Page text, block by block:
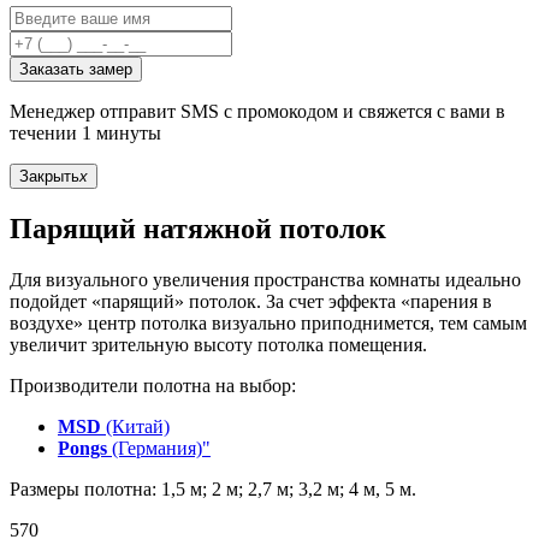
Заказать замер
Менеджер отправит SMS с промокодом и свяжется с вами в
течении 1 минуты
Закрытьx
Парящий натяжной потолок
Для визуального увеличения пространства комнаты идеально
подойдет «парящий» потолок. За счет эффекта «парения в
воздухе» центр потолка визуально приподнимется, тем самым
увеличит зрительную высоту потолка помещения.
Производители полотна на выбор:
MSD (Китай)
Pongs (Германия)"
Размеры полотна: 1,5 м; 2 м; 2,7 м; 3,2 м; 4 м, 5 м.
570